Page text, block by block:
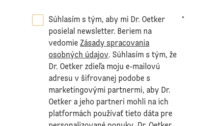
Súhlasím s tým, aby mi Dr. Oetker
posielal newsletter. Beriem na
vedomieZásady spracovania
osobných údajov. Súhlasím s tým, že
Dr. Oetker zdieľa moju e-mailovú
adresu v šifrovanej podobe s
marketingovými partnermi, aby Dr.
Oetker a jeho partneri mohli na ich
platformách používať tieto dáta pre
*